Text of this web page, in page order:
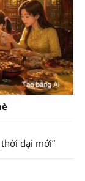
đại mới”